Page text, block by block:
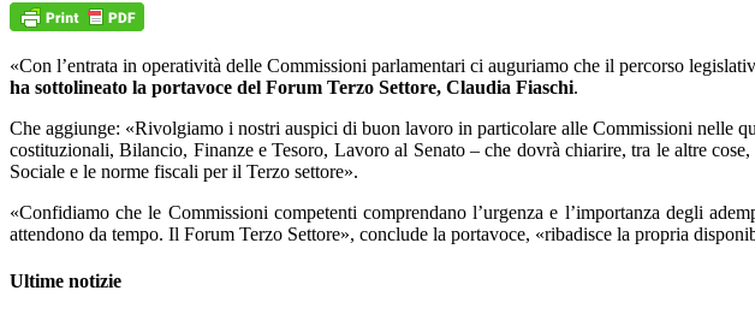
«Con l’entrata in operatività delle Commissioni parlamentari ci auguriamo che il percorso
ha sottolineato la portavoce del Forum Terzo Settore, Claudia Fiaschi.
Che aggiunge: «Rivolgiamo i nostri auspici di buon lavoro in particolare alle Commissioni nelle
costituzionali, Bilancio, Finanze e Tesoro, Lavoro al Senato – che dovrà chiarire, tra le altre
Sociale e le norme fiscali per il Terzo settore».
«Confidiamo che le Commissioni competenti comprendano l’urgenza e l’importanza degli
attendono da tempo. Il Forum Terzo Settore», conclude la portavoce, «ribadisce la propria
Ultime notizie